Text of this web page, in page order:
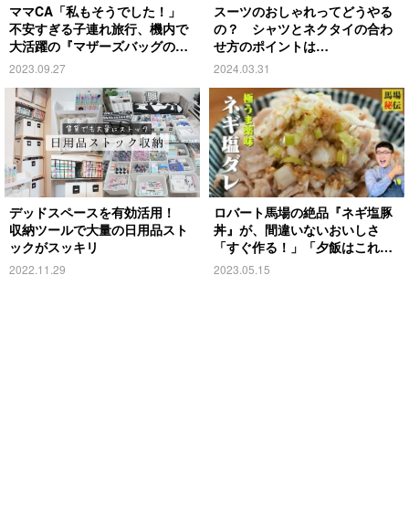
ママCA「私もそうでした！」
不安すぎる子連れ旅行、機内で
大活躍の『マザーズバッグの中
身』とは？
2023.09.27
スーツのおしゃれってどうやる
の？ シャツとネクタイの合わ
せ方のポイントは…
2024.03.31
デッドスペースを有効活用！
収納ツールで大量の日用品スト
ックがスッキリ
2022.11.29
ロバート馬場の絶品『ネギ塩豚
丼』が、間違いないおいしさ
「すぐ作る！」「夕飯はこれに
する」
2023.05.15